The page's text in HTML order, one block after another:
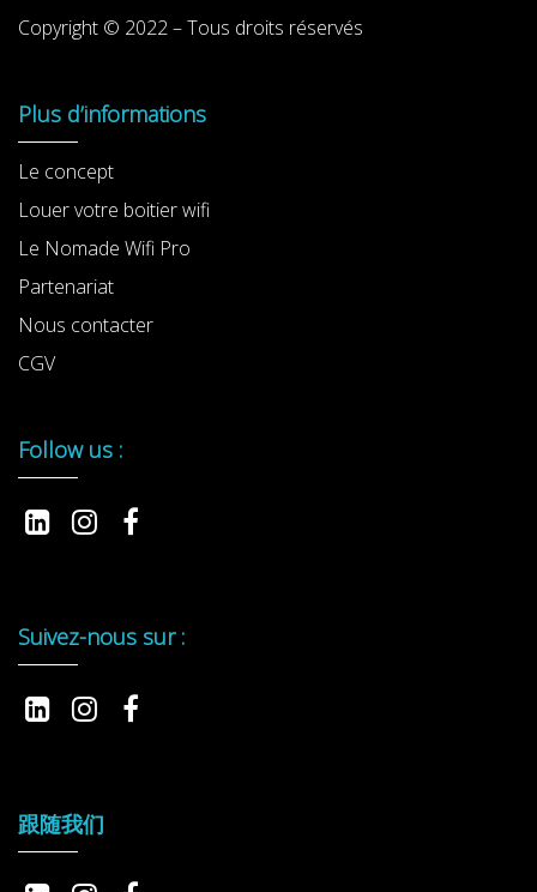
Copyright © 2022 – Tous droits réservés
Plus d’informations
Le concept
Louer votre boitier wifi
Le Nomade Wifi Pro
Partenariat
Nous contacter
CGV
Follow us :
Suivez-nous sur :
跟随我们